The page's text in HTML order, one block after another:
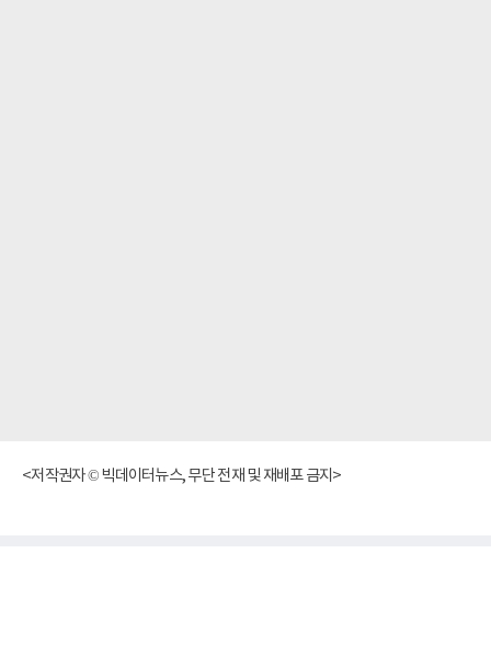
<저작권자 © 빅데이터뉴스, 무단 전재 및 재배포 금지>